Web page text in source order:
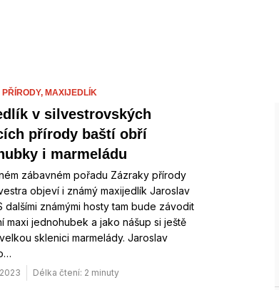
MAXIJEDLÍK
v silvestrovských
přírody baští obří
i marmeládu
zábavném pořadu Zázraky přírody
objeví i známý maxijedlík Jaroslav
dalšími známými hosty tam bude závodit
maxi jednohubek a jako nášup si ještě
sklenici marmelády. Jaroslav
Délka čtení: 2 minuty